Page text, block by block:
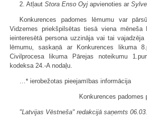
2. Atļaut Stora Enso Oyj apvienoties ar
Konkurences padomes lēmumu var
Vidzemes priekšpilsētas tiesā viena
ieinteresētā persona uzzināja vai tai
lēmumu, saskaņā ar Konkurences likuma
Civilprocesa likuma Pārejas noteikumu
kodeksa 24.-A nodaļu.
…* ierobežotas pieejamības informācija
Konkurences padomes
"Latvijas Vēstneša" redakcijā saņemts